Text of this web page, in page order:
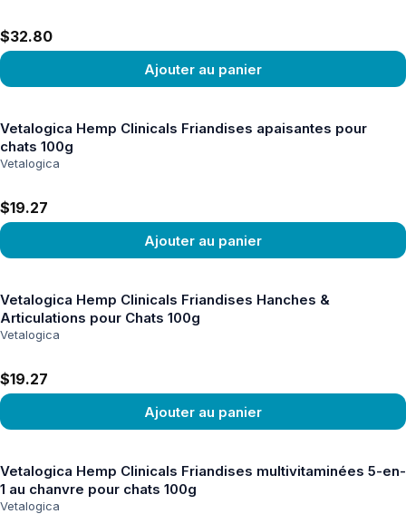
$32.80
Ajouter au panier
Vetalogica Hemp Clinicals Friandises apaisantes pour
chats 100g
Vetalogica
$19.27
Ajouter au panier
Vetalogica Hemp Clinicals Friandises Hanches &
Articulations pour Chats 100g
Vetalogica
$19.27
Ajouter au panier
Vetalogica Hemp Clinicals Friandises multivitaminées 5-en-
1 au chanvre pour chats 100g
Vetalogica